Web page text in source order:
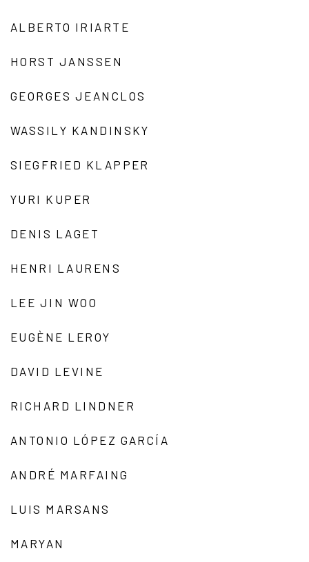
ALBERTO IRIARTE
HORST JANSSEN
GEORGES JEANCLOS
WASSILY KANDINSKY
SIEGFRIED KLAPPER
YURI KUPER
DENIS LAGET
HENRI LAURENS
LEE JIN WOO
EUGÈNE LEROY
DAVID LEVINE
RICHARD LINDNER
ANTONIO LÓPEZ GARCÍA
ANDRÉ MARFAING
LUIS MARSANS
MARYAN